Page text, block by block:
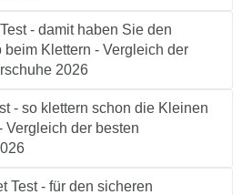
- damit haben Sie den
beim Klettern - Vergleich der
2026
- so klettern schon die Kleinen
Vergleich der besten
Test - für den sicheren